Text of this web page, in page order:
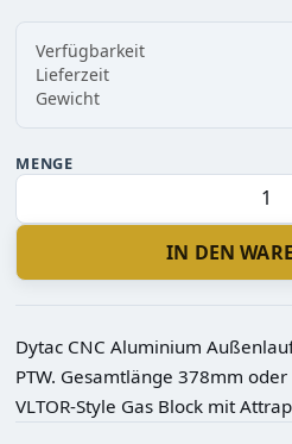
Verfügbarkeit
Lieferzeit
Gewicht
MENGE
IN DEN
Dytac CNC Aluminium
PTW. Gesamtlänge 378mm
VLTOR-Style Gas Block mit